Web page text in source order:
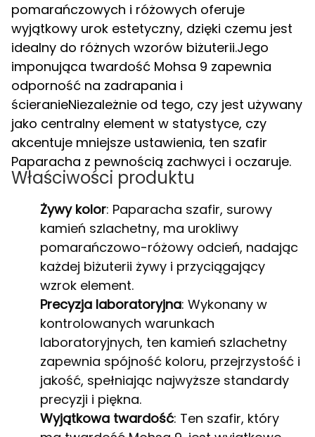
pomarańczowych i różowych oferuje
wyjątkowy urok estetyczny, dzięki czemu jest
idealny do różnych wzorów biżuterii.Jego
imponująca twardość Mohsa 9 zapewnia
odporność na zadrapania i
ścieranieNiezależnie od tego, czy jest używany
jako centralny element w statystyce, czy
akcentuje mniejsze ustawienia, ten szafir
Paparacha z pewnością zachwyci i oczaruje.
Właściwości produktu
Żywy kolor: Paparacha szafir, surowy
kamień szlachetny, ma urokliwy
pomarańczowo-różowy odcień, nadając
każdej biżuterii żywy i przyciągający
wzrok element.
Precyzja laboratoryjna: Wykonany w
kontrolowanych warunkach
laboratoryjnych, ten kamień szlachetny
zapewnia spójność koloru, przejrzystość i
jakość, spełniając najwyższe standardy
precyzji i piękna.
Wyjątkowa twardość: Ten szafir, który